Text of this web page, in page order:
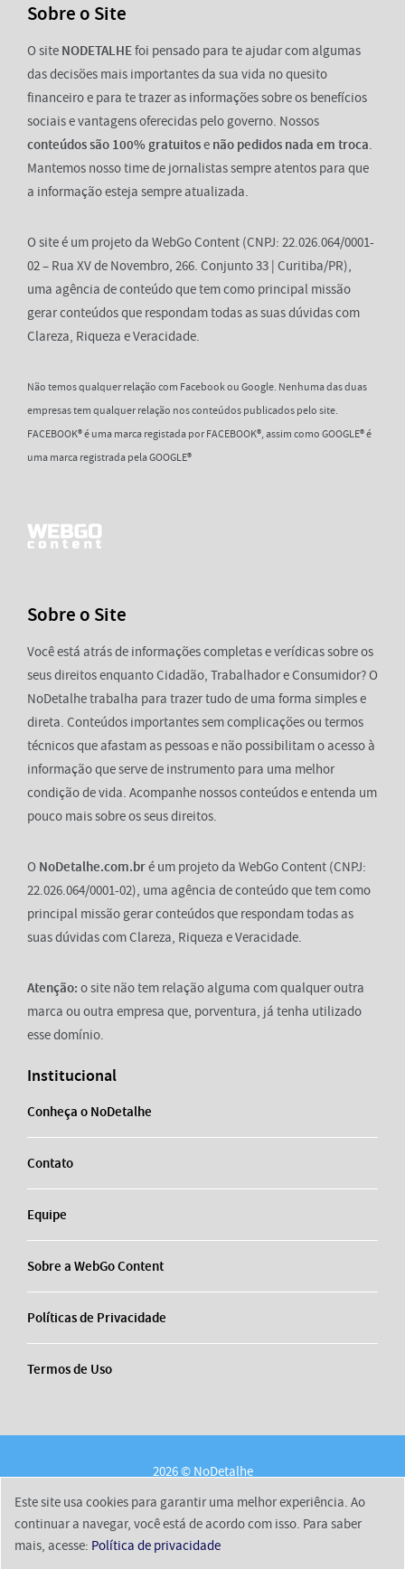
Sobre o Site
O site NODETALHEfoi pensado para te ajudar com algumas
das decisões mais importantes da sua vida no quesito
financeiro e para te trazer as informações sobre os benefícios
sociais e vantagens oferecidas pelo governo. Nossos
conteúdos são 100% gratuitose não pedidos nada em troca.
Mantemos nosso time de jornalistas sempre atentos para que
a informação esteja sempre atualizada.
O site é um projeto da WebGo Content (CNPJ: 22.026.064/0001-
02 – Rua XV de Novembro, 266. Conjunto 33 | Curitiba/PR),
uma agência de conteúdo que tem como principal missão
gerar conteúdos que respondam todas as suas dúvidas com
Clareza, Riqueza e Veracidade.
Não temos qualquer relação com Facebook ou Google. Nenhuma das duas
empresas tem qualquer relação nos conteúdos publicados pelo site.
FACEBOOK® é uma marca registada por FACEBOOK®, assim como GOOGLE® é
uma marca registrada pela GOOGLE®
Sobre o Site
Você está atrás de informações completas e verídicas sobre os
seus direitos enquanto Cidadão, Trabalhador e Consumidor? O
NoDetalhe trabalha para trazer tudo de uma forma simples e
direta. Conteúdos importantes sem complicações ou termos
técnicos que afastam as pessoas e não possibilitam o acesso à
informação que serve de instrumento para uma melhor
condição de vida. Acompanhe nossos conteúdos e entenda um
pouco mais sobre os seus direitos.
O NoDetalhe.com.bré um projeto da WebGo Content (CNPJ:
22.026.064/0001-02), uma agência de conteúdo que tem como
principal missão gerar conteúdos que respondam todas as
suas dúvidas com Clareza, Riqueza e Veracidade.
Atenção: o site não tem relação alguma com qualquer outra
marca ou outra empresa que, porventura, já tenha utilizado
esse domínio.
Institucional
Conheça o NoDetalhe
Contato
Equipe
Sobre a WebGo Content
Políticas de Privacidade
Termos de Uso
2026 © NoDetalhe
Sobre a WebGo Content
Políticas de Privacidade
Termos de Uso
Este site usa cookies para garantir uma melhor experiência. Ao
continuar a navegar, você está de acordo com isso. Para saber
mais, acesse: Política de privacidade